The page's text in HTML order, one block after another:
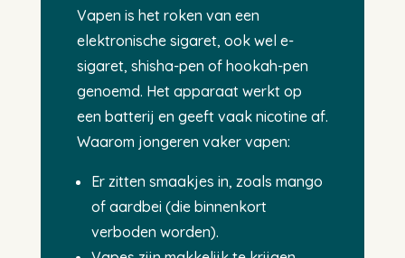
Vapen is het roken van een
elektronische sigaret, ook wel e-
sigaret, shisha-pen of hookah-pen
genoemd. Het apparaat werkt op
een batterij en geeft vaak nicotine af.
Waarom jongeren vaker vapen:
Er zitten smaakjes in, zoals mango
of aardbei (die binnenkort
verboden worden).